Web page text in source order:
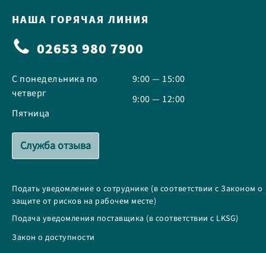
НАША ГОРЯЧАЯ ЛИНИЯ
02653 980 7900
С понедельника по
четверг
Пятница
9:00 — 15:00
9:00 — 12:00
Служба отзыва
Подать уведомление о сотруднике (в соответствии с Законом о
защите от рисков на рабочем месте)
Подача уведомления поставщика (в соответствии с LKSG)
Закон о доступности